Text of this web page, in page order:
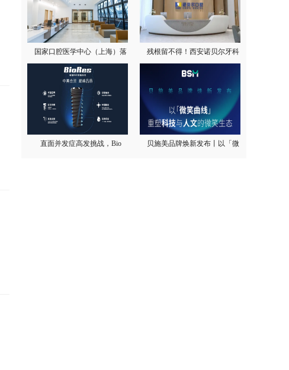
国家口腔医学中心（上海）落 残根留不得！西安诺贝尔牙科
直面并发症高发挑战，Bio 贝施美品牌焕新发布丨以「微